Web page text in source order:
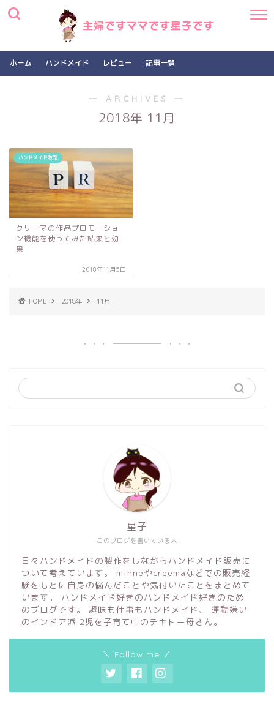
ホーム ハンドメイド レビュー 記事一覧
― ARCHIVES ―
2018年 11月
ハンドメイド販売
クリーマの作品プロモーショ
ン機能を使ってみた結果と効
果
2018年11月5日
HOME 2018年 11月
このブログを書いている人
星子
日々ハンドメイドの製作をしながらハンドメイド販売に
ついて考えています。 minneやcreemaなどでの販売経
験をもとに自身の悩んだことや気付いたことをまとめて
います。 ハンドメイド好きのハンドメイド好きのため
のブログです。 趣味も仕事もハンドメイド、 運動嫌い
のインドア派 2児を子育て中のテキトー母さん。
＼ Follow me ／